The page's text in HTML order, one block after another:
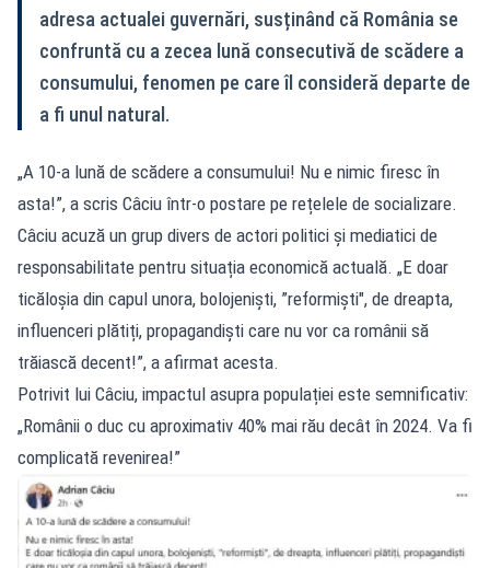
adresa actualei guvernări, susținând că România se
confruntă cu a zecea lună consecutivă de scădere a
consumului, fenomen pe care îl consideră departe de
a fi unul natural.
„A 10-a lună de scădere a consumului! Nu e nimic firesc în
asta!”, a scris Câciu într-o postare pe rețelele de socializare.
Câciu acuză un grup divers de actori politici și mediatici de
responsabilitate pentru situația economică actuală. „E doar
ticăloșia din capul unora, bolojeniști, ”reformiști", de dreapta,
influenceri plătiți, propagandiști care nu vor ca românii să
trăiască decent!”, a afirmat acesta.
Potrivit lui Câciu, impactul asupra populației este semnificativ:
„Românii o duc cu aproximativ 40% mai rău decât în 2024. Va fi
complicată revenirea!”